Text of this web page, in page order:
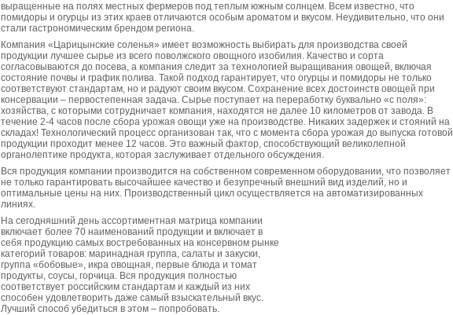
выращенные на полях местных фермеров под теплым южным солнцем. Всем известно, что
помидоры и огурцы из этих краев отличаются особым ароматом и вкусом. Неудивительно, что они
стали гастрономическим брендом региона.
Компания «Царицынские соленья» имеет возможность выбирать для производства своей
продукции лучшее сырье из всего поволжского овощного изобилия. Качество и сорта
согласовываются до посева, а компания следит за технологией выращивания овощей, включая
состояние почвы и график полива. Такой подход гарантирует, что огурцы и помидоры не только
соответствуют стандартам, но и радуют своим вкусом. Сохранение всех достоинств овощей при
консервации – первостепенная задача. Сырье поступает на переработку буквально «с поля»:
хозяйства, с которыми сотрудничает компания, находятся не далее 10 километров от завода. В
течение 2-4 часов после сбора урожая овощи уже на производстве. Никаких задержек и стояний на
складах! Технологический процесс организован так, что с момента сбора урожая до выпуска готовой
продукции проходит менее 12 часов. Это важный фактор, способствующий великолепной
органолептике продукта, которая заслуживает отдельного обсуждения.
Вся продукция компании производится на собственном современном оборудовании, что позволяет
не только гарантировать высочайшее качество и безупречный внешний вид изделий, но и
оптимальные цены на них. Производственный цикл осуществляется на автоматизированных
линиях.
На сегодняшний день ассортиментная матрица компании
включает более 70 наименований продукции и включает в
себя продукцию самых востребованных на консервном рынке
категорий товаров: маринадная группа, салаты и закуски,
группа «бобовые», икра овощная, первые блюда и томат
продукты, соусы, горчица. Вся продукция полностью
соответствует российским стандартам и каждый из них
способен удовлетворить даже самый взыскательный вкус.
Лучший способ убедиться в этом – попробовать.